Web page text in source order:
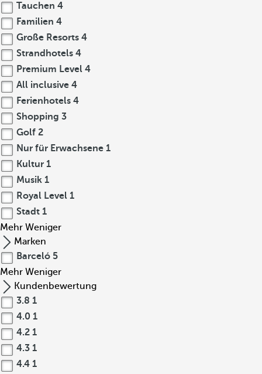
Tauchen 4
Familien 4
Große Resorts 4
Strandhotels 4
Premium Level 4
All inclusive 4
Ferienhotels 4
Shopping 3
Golf 2
Nur für Erwachsene 1
Kultur 1
Musik 1
Royal Level 1
Stadt 1
Mehr Weniger
Marken
Barceló 5
Mehr Weniger
Kundenbewertung
3.8 1
4.0 1
4.2 1
4.3 1
4.4 1